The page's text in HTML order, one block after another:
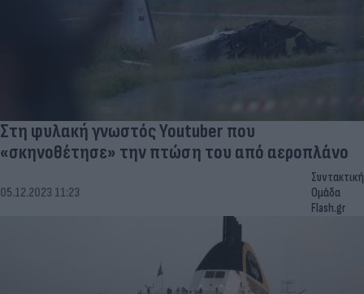
Στη φυλακή γνωστός Youtuber που
«σκηνοθέτησε» την πτώση του από αεροπλάνο
05.12.2023 11:23
Συντακτική
Ομάδα
Flash.gr